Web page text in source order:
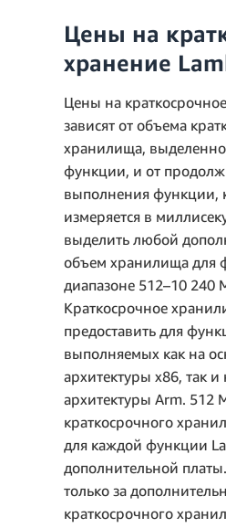
Цены на
хранение
Цены на
зависят от объема
хранилища,
функции, и от
выполнения функции,
измеряется в
выделить любой
объем хранилища для
диапазоне 512–10
Краткосрочное
предоставить для
выполняемых как на
архитектуры x86, так и
архитектуры Arm. 512
краткосрочного
для каждой функции
дополнительной
только за
краткосрочного